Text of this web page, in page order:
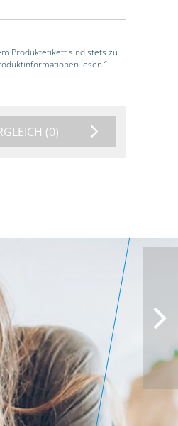
Produktetikett sind stets zu
lesen.“
(0)